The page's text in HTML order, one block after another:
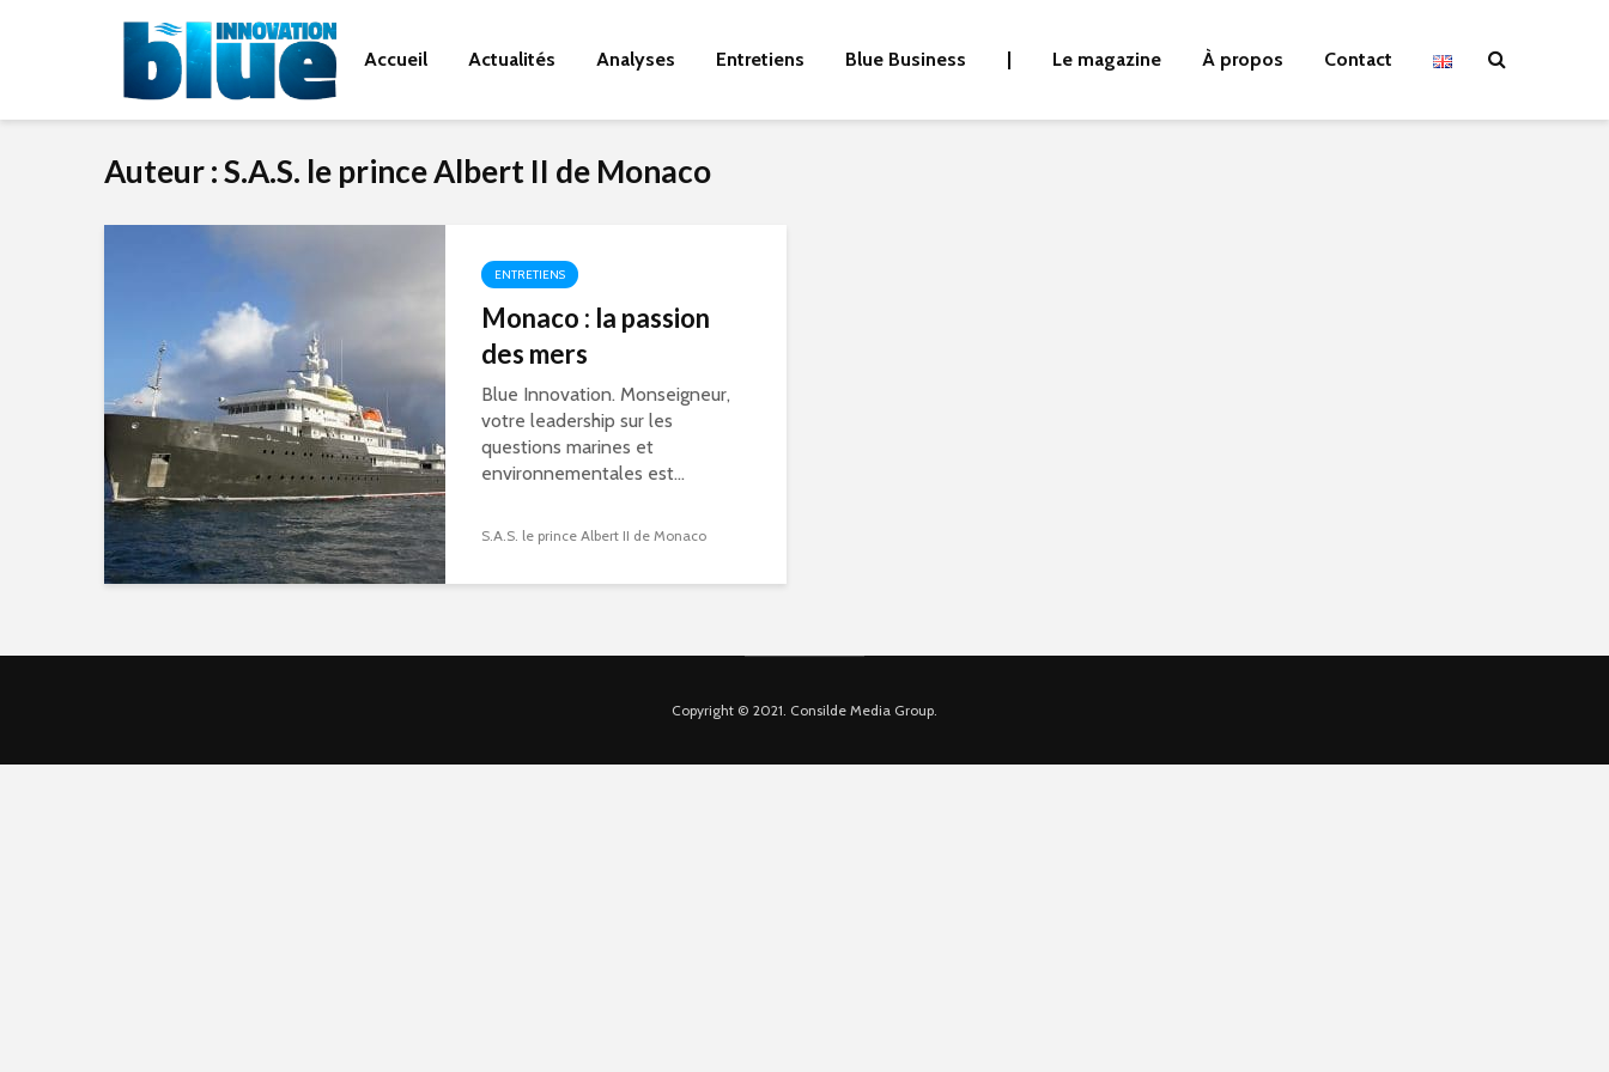
Accueil Actualités Analyses Entretiens Blue Business | Le magazine À propos Contact
Auteur : S.A.S. le prince Albert II de Monaco
ENTRETIENS
Monaco : la passion
des mers
Blue Innovation. Monseigneur,
votre leadership sur les
questions marines et
environnementales est...
S.A.S. le prince Albert II de Monaco
Copyright © 2021. Consilde Media Group.